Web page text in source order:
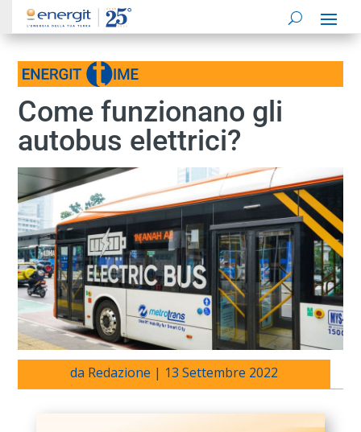
Come funzionano gli
autobus elettrici?
da Redazione | 13 Settembre 2022